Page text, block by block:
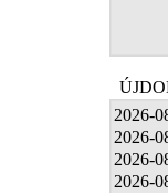
2026-
2026-
2026-
2026-